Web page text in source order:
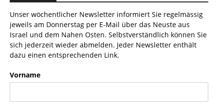
Unser wöchentlicher Newsletter informiert Sie regelmässig
jeweils am Donnerstag per E-Mail über das Neuste aus
Israel und dem Nahen Osten. Selbstverständlich können Sie
sich jederzeit wieder abmelden. Jeder Newsletter enthält
dazu einen entsprechenden Link.
Vorname